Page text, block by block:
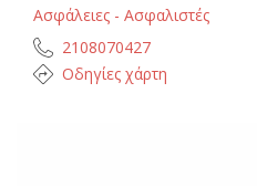
Ασφάλειες - Ασφαλιστές
2108070427
Οδηγίες χάρτη